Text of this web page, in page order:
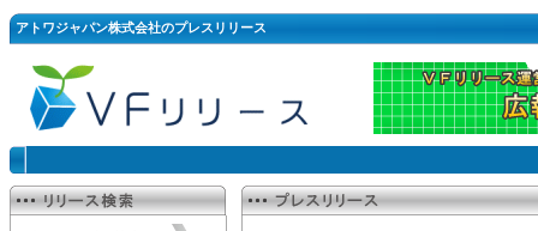
アトワジャパン株式会社のプレスリリース